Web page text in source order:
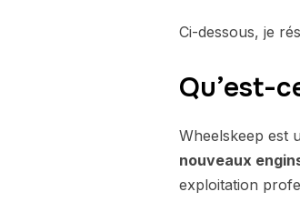
Ci-dessous, je
Qu’est-
Wheelskeep est
nouveaux
exploitation